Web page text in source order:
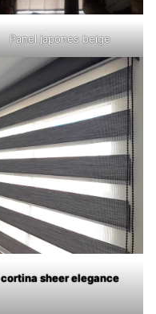
Panel japones beige
cortina sheer elegance